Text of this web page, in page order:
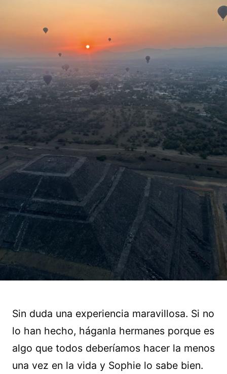
Sin duda una experiencia maravillosa. Si no
lo han hecho, háganla hermanes porque es
algo que todos deberíamos hacer la menos
una vez en la vida y Sophie lo sabe bien.